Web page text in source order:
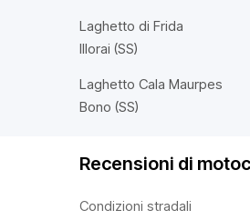
Laghetto di Frida
Illorai (SS)
Laghetto Cala Maurpes
Bono (SS)
Recensioni di
Condizioni stradali